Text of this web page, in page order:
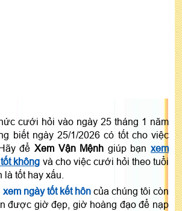
cưới hỏi vào ngày 25 tháng 1 năm
biết ngày 25/1/2026 có tốt cho việc
để Xem Vận Mệnh giúp bạnxem
không và cho việc cưới hỏi theo tuổi
tốt hay xấu.
xem ngày tốt kết hôn của chúng tôi còn
được giờ đẹp, giờ hoàng đạo để nạp